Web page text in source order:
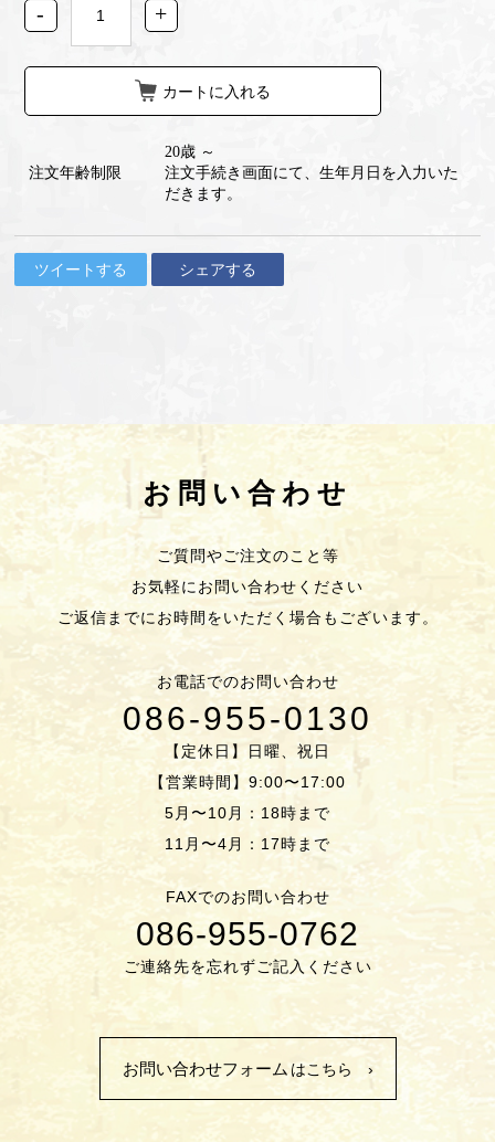
- +
カートに入れる
注文年齢制限
20歳 ～
注文手続き画面にて、生年月日を入力いた
だきます。
ツイートする シェアする
お問い合わせ
ご質問やご注文のこと等
お気軽にお問い合わせください
ご返信までにお時間をいただく場合もございます。
お電話でのお問い合わせ
086-955-0130
【定休日】日曜、祝日
【営業時間】9:00〜17:00
5月〜10月：18時まで
11月〜4月：17時まで
FAXでのお問い合わせ
086-955-0762
ご連絡先を忘れずご記入ください
お問い合わせフォーム はこちら ›